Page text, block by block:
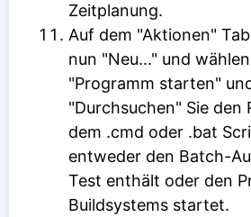
Zeitplanung.
Auf dem "Aktionen"
nun "Neu..." und
"Programm starten"
"Durchsuchen" Sie den
dem .cmd oder .bat
entweder den Batch-
Test enthält oder den
Buildsystems startet.